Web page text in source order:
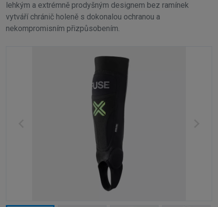
lehkým a extrémně prodyšným designem bez ramínek
vytváří chránič holeně s dokonalou ochranou a
nekompromisním přizpůsobením.